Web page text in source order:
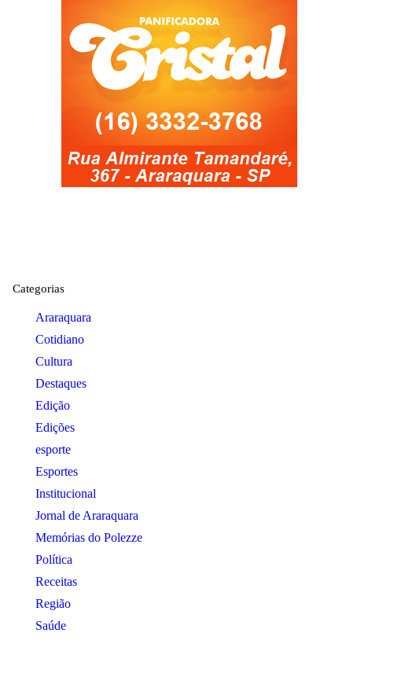
Categorias
Araraquara
Cotidiano
Cultura
Destaques
Edição
Edições
esporte
Esportes
Institucional
Jornal de Araraquara
Memórias do Polezze
Política
Receitas
Região
Saúde